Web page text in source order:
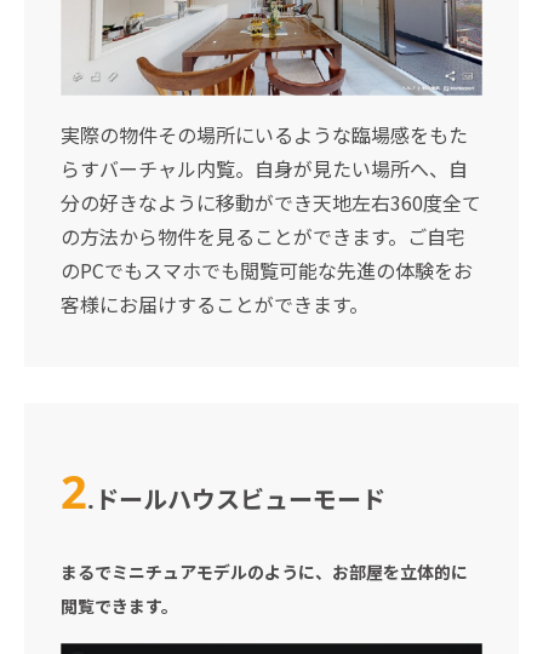
実際の物件その場所にいるような臨場感をもた
らすバーチャル内覧。自身が見たい場所へ、自
分の好きなように移動ができ天地左右360度全て
の方法から物件を見ることができます。ご自宅
のPCでもスマホでも閲覧可能な先進の体験をお
客様にお届けすることができます。
2. ドールハウスビューモード
まるでミニチュアモデルのように、お部屋を立体的に
閲覧できます。